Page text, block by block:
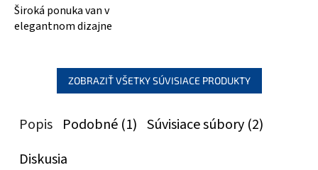
Široká ponuka van v
elegantnom dizajne
ZOBRAZIŤ VŠETKY SÚVISIACE PRODUKTY
Popis Podobné (1) Súvisiace súbory (2)
Diskusia